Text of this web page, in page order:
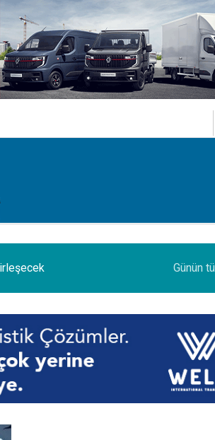
Her biri 120
Günün